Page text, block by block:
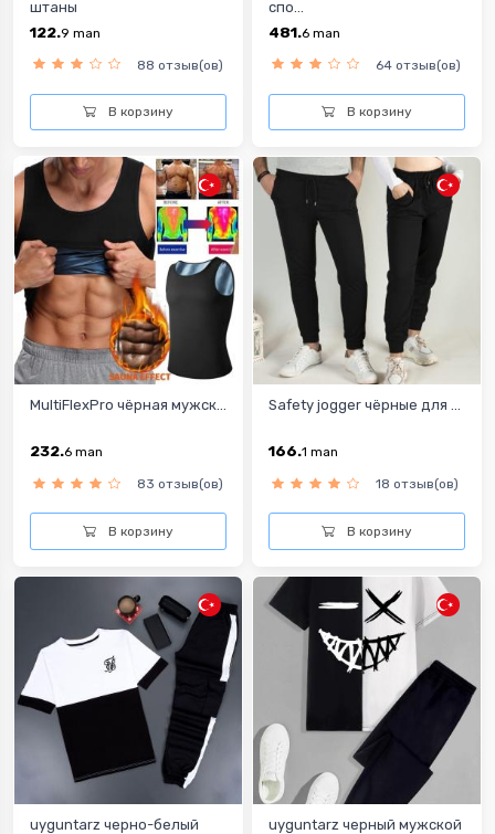
штаны
122.9 man
88 отзыв(ов)
В корзину
спо...
481.6 man
64 отзыв(ов)
В корзину
MultiFlexPro чёрная мужск...
232.6 man
83 отзыв(ов)
В корзину
Safety jogger чёрные для ...
166.1 man
18 отзыв(ов)
В корзину
uyguntarz черно-белый
uyguntarz черный мужской